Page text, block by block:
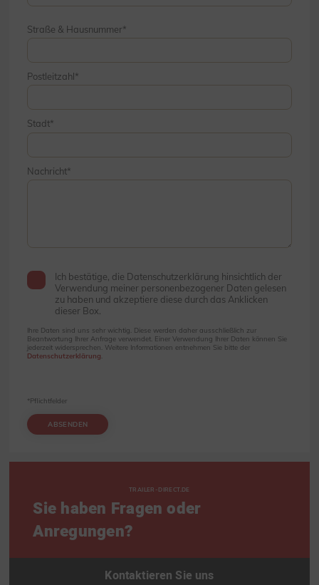
Straße & Hausnummer
Postleitzahl
Stadt
Nachricht
Ich bestätige, die Datenschutzerklärung hinsichtlich der
Verwendung meiner personenbezogener Daten gelesen
zu haben und akzeptiere diese durch das Anklicken
dieser Box.
Ihre Daten sind uns sehr wichtig. Diese werden daher ausschließlich zur
Beantwortung Ihrer Anfrage verwendet. Einer Verwendung Ihrer Daten können Sie
jederzeit widersprechen. Weitere Informationen entnehmen Sie bitte der
Datenschutzerklärung
ABSENDEN
*Pflichtfelder
TRAILER-DIRECT.DE
Sie haben Fragen oder
Anregungen?
Kontaktieren Sie uns